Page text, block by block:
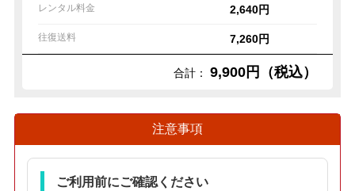
レンタル料金 2,640円
往復送料 7,260円
合計： 9,900円（税込）
注意事項
ご利用前にご確認ください